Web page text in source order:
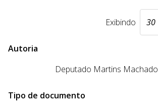
Exibindo
Autoria
Deputado Martins Machado
Tipo de documento